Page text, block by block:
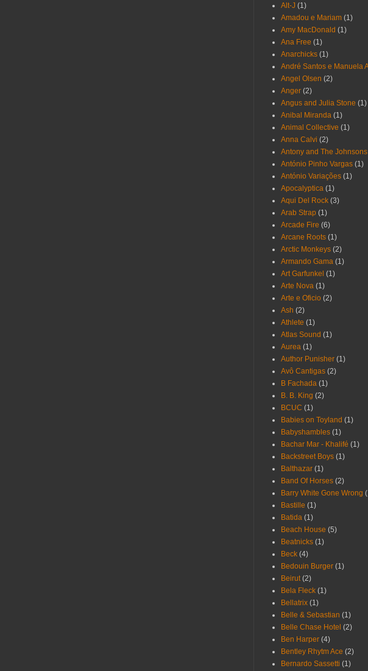
Alt-J (1)
Amadou e Mariam (1)
Amy MacDonald (1)
Ana Free (1)
Anarchicks (1)
André Santos e Manuela
Angel Olsen (2)
Anger (2)
Angus and Julia Stone (1)
Anibal Miranda (1)
Animal Collective (1)
Anna Calvi (2)
Antony and The Johnsons
António Pinho Vargas (1)
António Variações (1)
Apocalyptica (1)
Aqui Del Rock (3)
Arab Strap (1)
Arcade Fire (6)
Arcane Roots (1)
Arctic Monkeys (2)
Armando Gama (1)
Art Garfunkel (1)
Arte Nova (1)
Arte e Oficio (2)
Ash (2)
Athlete (1)
Atlas Sound (1)
Aurea (1)
Author Punisher (1)
Avô Cantigas (2)
B Fachada (1)
B. B. King (2)
BCUC (1)
Babies on Toyland (1)
Babyshambles (1)
Bachar Mar - Khalifé (1)
Backstreet Boys (1)
Balthazar (1)
Band Of Horses (2)
Barry White Gone Wrong
Bastille (1)
Batida (1)
Beach House (5)
Beatnicks (1)
Beck (4)
Bedouin Burger (1)
Beirut (2)
Bela Fleck (1)
Bellatrix (1)
Belle & Sebastian (1)
Belle Chase Hotel (2)
Ben Harper (4)
Bentley Rhytm Ace (2)
Bernardo Sassetti (1)